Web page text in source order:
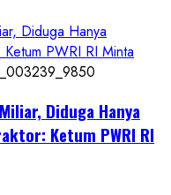
Diduga Hanya
PWRI RI Minta
Diduga Hanya
Ketum PWRI RI